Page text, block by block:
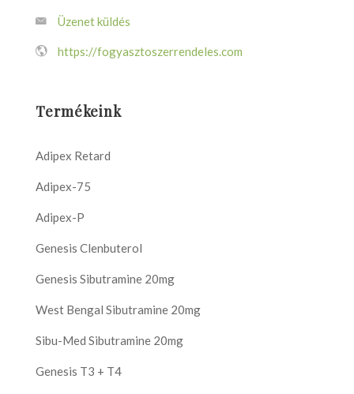
Üzenet küldés
https://fogyasztoszerrendeles.com
Termékeink
Adipex Retard
Adipex-75
Adipex-P
Genesis Clenbuterol
Genesis Sibutramine 20mg
West Bengal Sibutramine 20mg
Sibu-Med Sibutramine 20mg
Genesis T3 + T4